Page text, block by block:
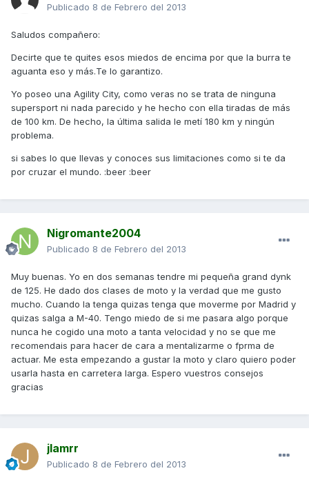
Publicado 8 de Febrero del 2013
Saludos compañero:
Decirte que te quites esos miedos de encima por que la burra te
aguanta eso y más.Te lo garantizo.
Yo poseo una Agility City, como veras no se trata de ninguna
supersport ni nada parecido y he hecho con ella tiradas de más
de 100 km. De hecho, la última salida le metí 180 km y ningún
problema.
si sabes lo que llevas y conoces sus limitaciones como si te da
por cruzar el mundo. :beer :beer
Nigromante2004
Publicado 8 de Febrero del 2013
Muy buenas. Yo en dos semanas tendre mi pequeña grand dynk
de 125. He dado dos clases de moto y la verdad que me gusto
mucho. Cuando la tenga quizas tenga que moverme por Madrid y
quizas salga a M-40. Tengo miedo de si me pasara algo porque
nunca he cogido una moto a tanta velocidad y no se que me
recomendais para hacer de cara a mentalizarme o fprma de
actuar. Me esta empezando a gustar la moto y claro quiero poder
usarla hasta en carretera larga. Espero vuestros consejos
gracias
jlamrr
Publicado 8 de Febrero del 2013